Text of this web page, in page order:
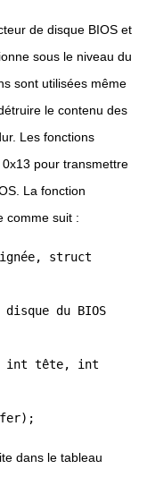
de disque BIOS et
sous le niveau du
sont utilisées même
le contenu des
Les fonctions
pour transmettre
La fonction
comme suit :
struct
du BIOS
int tête, int
dans le tableau